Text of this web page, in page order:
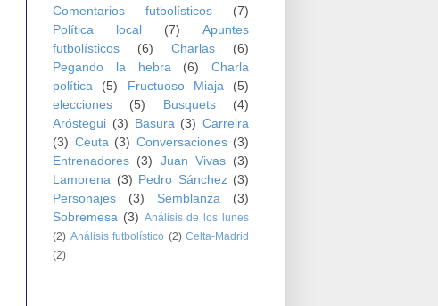
Comentarios futbolísticos
(7)
Política local
(7)
Apuntes
futbolísticos
(6) Charlas
(6)
Pegando la hebra
(6)
Charla
política
(5) Fructuoso Miaja
(5)
elecciones
(5) Busquets
(4)
Aróstegui (3) Basura (3) Carreira
(3) Ceuta (3) Conversaciones (3)
Entrenadores (3) Juan Vivas
(3)
Lamorena (3) Pedro Sánchez (3)
Personajes
(3) Semblanza
(3)
Sobremesa (3) Análisis de los lunes
(2) Análisis futbolístico (2) Celta-Madrid
(2)